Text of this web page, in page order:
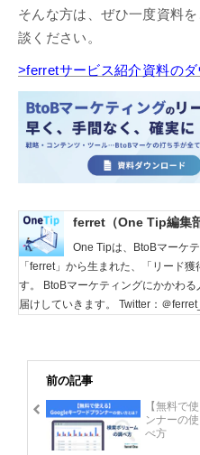
そんな方は、ぜひ一度資料
談ください。
>ferretサービス紹介資料の
ferret（One Tip編集部
One Tipは、BtoBマーケ
「ferret」から生まれた、「リード
す。 BtoBマーケティングにかかわ
届けしていきます。 Twitter：＠
前の記事
【無料で
ンナーの
べ方